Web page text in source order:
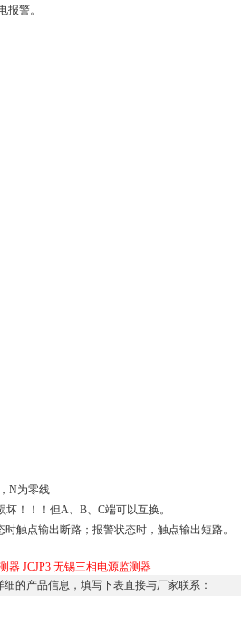
警。
N为零线
！！！但A、B、C端可以互换。
触点输出断路；报警状态时，触点输出短路。
器 JCJP3 无锡三相电源监测器
的产品信息，填写下表直接与厂家联系：